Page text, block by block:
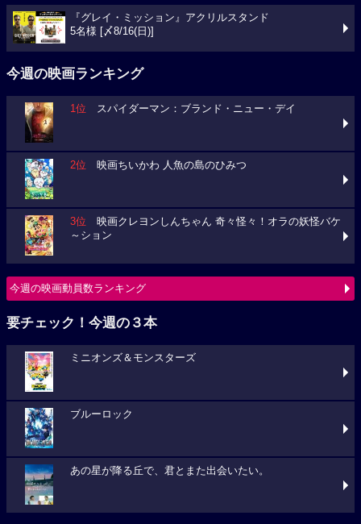
『グレイ・ミッション』アクリルスタンド
5名様 [〆8/16(日)]
今週の映画ランキング
1位 スパイダーマン：ブランド・ニュー・デイ
2位 映画ちいかわ 人魚の島のひみつ
3位 映画クレヨンしんちゃん 奇々怪々！オラの妖怪バケ
～ション
今週の映画動員数ランキング
要チェック！今週の３本
ミニオンズ＆モンスターズ
ブルーロック
あの星が降る丘で、君とまた出会いたい。